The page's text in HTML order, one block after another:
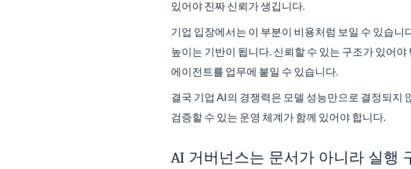
있어야 진짜 신뢰가 생깁니다.
기업 입장에서는 이 부분이 비용처럼 보일 수 있습
높이는 기반이 됩니다. 신뢰할 수 있는 구조가 있어
에이전트를 업무에 붙일 수 있습니다.
결국 기업 AI의 경쟁력은 모델 성능만으로 결정되지
검증할 수 있는 운영 체계가 함께 있어야 합니다.
AI 거버넌스는 문서가 아니라 실행